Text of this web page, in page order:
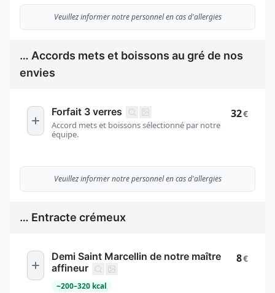
Veuillez informer notre personnel en cas d'allergies
… Accords mets et boissons au gré de nos
envies
Forfait 3 verres
Accord mets et boissons sélectionné par notre
équipe.
32€
Veuillez informer notre personnel en cas d'allergies
… Entracte crémeux
Demi Saint Marcellin de notre maître
affineur
~200–320 kcal
8€